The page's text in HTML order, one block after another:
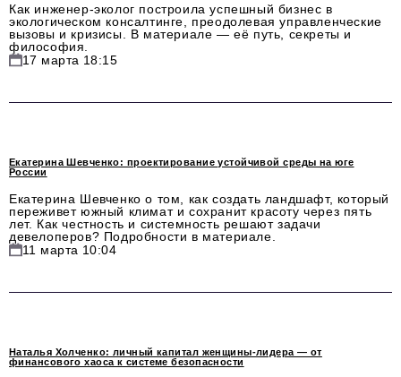
Транспорт
Ритейл
Образование
Новости компании
Фоторепортажи
Телефон редакции:+7 495 727-01-67
Как инженер-эколог построила успешный бизнес в
экологическом консалтинге, преодолевая управленческие
вызовы и кризисы. В материале — её путь, секреты и
философия.
17 марта 18:15
Екатерина Шевченко: проектирование устойчивой среды на юге
России
Екатерина Шевченко о том, как создать ландшафт, который
переживет южный климат и сохранит красоту через пять
лет. Как честность и системность решают задачи
девелоперов? Подробности в материале.
11 марта 10:04
Наталья Холченко: личный капитал женщины-лидера — от
финансового хаоса к системе безопасности